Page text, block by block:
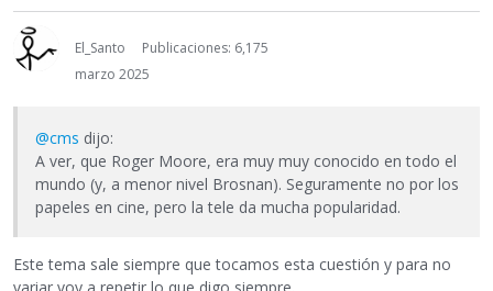
El_Santo
Publicaciones: 6,175
marzo 2025
@cms dijo:
A ver, que Roger Moore, era muy muy conocido en todo el
mundo (y, a menor nivel Brosnan). Seguramente no por los
papeles en cine, pero la tele da mucha popularidad.
Este tema sale siempre que tocamos esta cuestión y para no